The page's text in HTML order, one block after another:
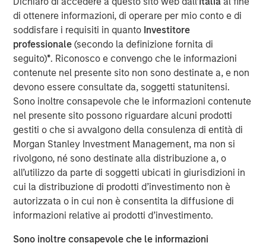
di ottenere informazioni, di operare per mio conto e di
soddisfare i requisiti in quanto Investitore
professionale(secondo la definizione fornita di
seguito)*. Riconosco e convengo che le informazioni
contenute nel presente sito non sono destinate a, e non
devono essere consultate da, soggetti statunitensi.
Sono inoltre consapevole che le informazioni contenute
nel presente sito possono riguardare alcuni prodotti
gestiti o che si avvalgono della consulenza di entità di
Morgan Stanley Investment Management, ma non si
rivolgono, né sono destinate alla distribuzione a, o
all’utilizzo da parte di soggetti ubicati in giurisdizioni in
cui la distribuzione di prodotti d’investimento non è
autorizzata o in cui non è consentita la diffusione di
informazioni relative ai prodotti d’investimento.
Sono inoltre consapevole che le informazioni
expanding influence across industries and explores
where transformative structural changes may spark the
next wave of long term investment potential.
Counterpoint Global
Counterpoint Global’s culture fosters collaboration,
creativity, continued development and differentiated
thinking.
Approfondimenti correlati
CONSILIENT OBSERVER
The Wisdom of Crowds in Markets: Crowd
Behavior in Prediction, Betting, and Stock
Markets